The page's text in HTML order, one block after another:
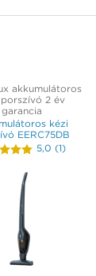
akkumulátoros
2 év
garancia
kézi
EERC75DB
5,0 (1)